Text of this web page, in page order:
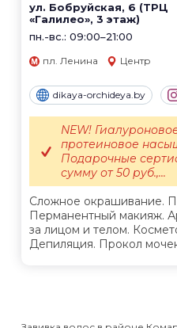
ул. Бобруйская, 6 (ТРЦ
«Галилео», 3 этаж)
пн.-вс.: 09:00–21:00
пл. Ленина Центр
dikaya-orchideya.by
Сложное окрашивание.
Перманентный макияж.
за лицом и телом.
Депиляция. Прокол
NEW!
протеиновое
Подарочные
сумму от 50 руб.,...